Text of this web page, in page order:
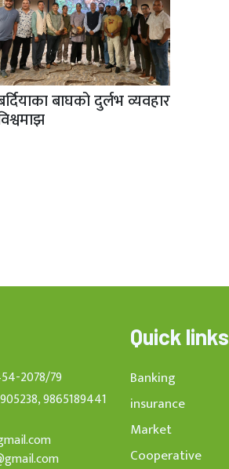
बाघको दुर्लभ व्यवहार
2078/79
9865189441
Quick links
Banking
insurance
Market
Cooperative